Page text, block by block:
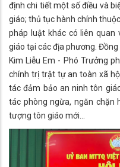
định chi tiết một số điều và
giáo; thủ tục hành chính
pháp luật khác có liên
giáo tại các địa phương.
Kim Liễu Em - Phó Trưởng
chính trị trật tự an toàn xã
tác đảm bảo an ninh tôn
tác phòng ngừa, ngăn chặn
tượng tôn giáo mới…